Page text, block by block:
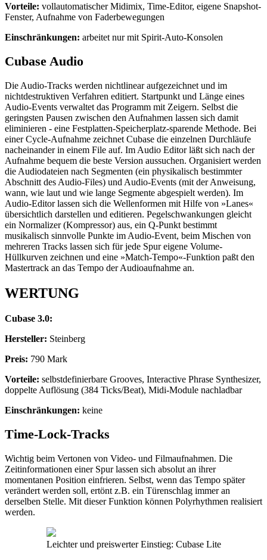
Vorteile: vollautomatischer Midimix, Time-Editor, eigene Snapshot-
Fenster, Aufnahme von Faderbewegungen
Einschränkungen: arbeitet nur mit Spirit-Auto-Konsolen
Cubase Audio
Die Audio-Tracks werden nichtlinear aufgezeichnet und im
nichtdestruktiven Verfahren editiert. Startpunkt und Länge eines
Audio-Events verwaltet das Programm mit Zeigern. Selbst die
geringsten Pausen zwischen den Aufnahmen lassen sich damit
eliminieren - eine Festplatten-Speicherplatz-sparende Methode. Bei
einer Cycle-Aufnahme zeichnet Cubase die einzelnen Durchläufe
nacheinander in einem File auf. Im Audio Editor läßt sich nach der
Aufnahme bequem die beste Version aussuchen. Organisiert werden
die Audiodateien nach Segmenten (ein physikalisch bestimmter
Abschnitt des Audio-Files) und Audio-Events (mit der Anweisung,
wann, wie laut und wie lange Segmente abgespielt werden). Im
Audio-Editor lassen sich die Wellenformen mit Hilfe von »Lanes«
übersichtlich darstellen und editieren. Pegelschwankungen gleicht
ein Normalizer (Kompressor) aus, ein Q-Punkt bestimmt
musikalisch sinnvolle Punkte im Audio-Event, beim Mischen von
mehreren Tracks lassen sich für jede Spur eigene Volume-
Hüllkurven zeichnen und eine »Match-Tempo«-Funktion paßt den
Mastertrack an das Tempo der Audioaufnahme an.
WERTUNG
Cubase 3.0:
Hersteller: Steinberg
Preis: 790 Mark
Vorteile: selbstdefinierbare Grooves, Interactive Phrase Synthesizer,
doppelte Auflösung (384 Ticks/Beat), Midi-Module nachladbar
Einschränkungen: keine
Time-Lock-Tracks
Wichtig beim Vertonen von Video- und Filmaufnahmen. Die
Zeitinformationen einer Spur lassen sich absolut an ihrer
momentanen Position einfrieren. Selbst, wenn das Tempo später
verändert werden soll, ertönt z.B. ein Türenschlag immer an
derselben Stelle. Mit dieser Funktion können Polyrhythmen realisiert
werden.
Leichter und preiswerter Einstieg: Cubase Lite